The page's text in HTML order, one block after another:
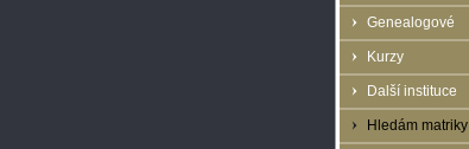
Genealogové
Kurzy
Další instituce
Hledám matriky